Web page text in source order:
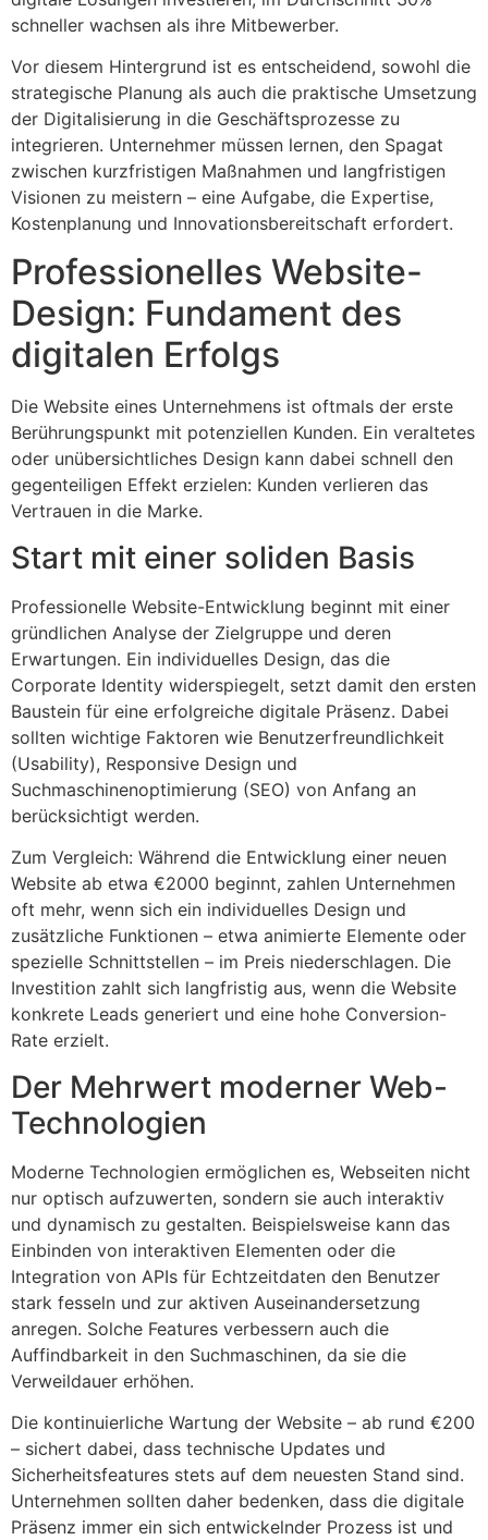
schneller wachsen als ihre Mitbewerber.
Vor diesem Hintergrund ist es entscheidend, sowohl die
strategische Planung als auch die praktische Umsetzung
der Digitalisierung in die Geschäftsprozesse zu
integrieren. Unternehmer müssen lernen, den Spagat
zwischen kurzfristigen Maßnahmen und langfristigen
Visionen zu meistern – eine Aufgabe, die Expertise,
Kostenplanung und Innovationsbereitschaft erfordert.
Professionelles Website-
Design: Fundament des
digitalen Erfolgs
Die Website eines Unternehmens ist oftmals der erste
Berührungspunkt mit potenziellen Kunden. Ein veraltetes
oder unübersichtliches Design kann dabei schnell den
gegenteiligen Effekt erzielen: Kunden verlieren das
Vertrauen in die Marke.
Start mit einer soliden Basis
Professionelle Website-Entwicklung beginnt mit einer
gründlichen Analyse der Zielgruppe und deren
Erwartungen. Ein individuelles Design, das die
Corporate Identity widerspiegelt, setzt damit den ersten
Baustein für eine erfolgreiche digitale Präsenz. Dabei
sollten wichtige Faktoren wie Benutzerfreundlichkeit
(Usability), Responsive Design und
Suchmaschinenoptimierung (SEO) von Anfang an
berücksichtigt werden.
Zum Vergleich: Während die Entwicklung einer neuen
Website ab etwa €2000 beginnt, zahlen Unternehmen
oft mehr, wenn sich ein individuelles Design und
zusätzliche Funktionen – etwa animierte Elemente oder
spezielle Schnittstellen – im Preis niederschlagen. Die
Investition zahlt sich langfristig aus, wenn die Website
konkrete Leads generiert und eine hohe Conversion-
Rate erzielt.
Der Mehrwert moderner Web-
Technologien
Moderne Technologien ermöglichen es, Webseiten nicht
nur optisch aufzuwerten, sondern sie auch interaktiv
und dynamisch zu gestalten. Beispielsweise kann das
Einbinden von interaktiven Elementen oder die
Integration von APIs für Echtzeitdaten den Benutzer
stark fesseln und zur aktiven Auseinandersetzung
anregen. Solche Features verbessern auch die
Auffindbarkeit in den Suchmaschinen, da sie die
Verweildauer erhöhen.
Die kontinuierliche Wartung der Website – ab rund €200
– sichert dabei, dass technische Updates und
Sicherheitsfeatures stets auf dem neuesten Stand sind.
Unternehmen sollten daher bedenken, dass die digitale
Präsenz immer ein sich entwickelnder Prozess ist und